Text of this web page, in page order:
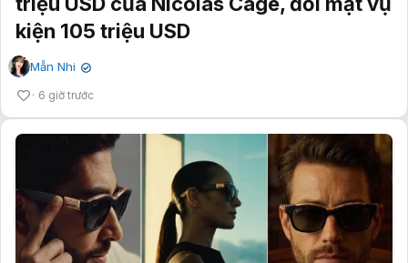
kiện 105 triệu USD
Mẫn Nhi ✔
6 giờ trước